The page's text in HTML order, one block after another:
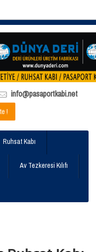
info@pasaportkabi.net
!
Ruhsat Kabı
Av Tezkeresi Kılıfı